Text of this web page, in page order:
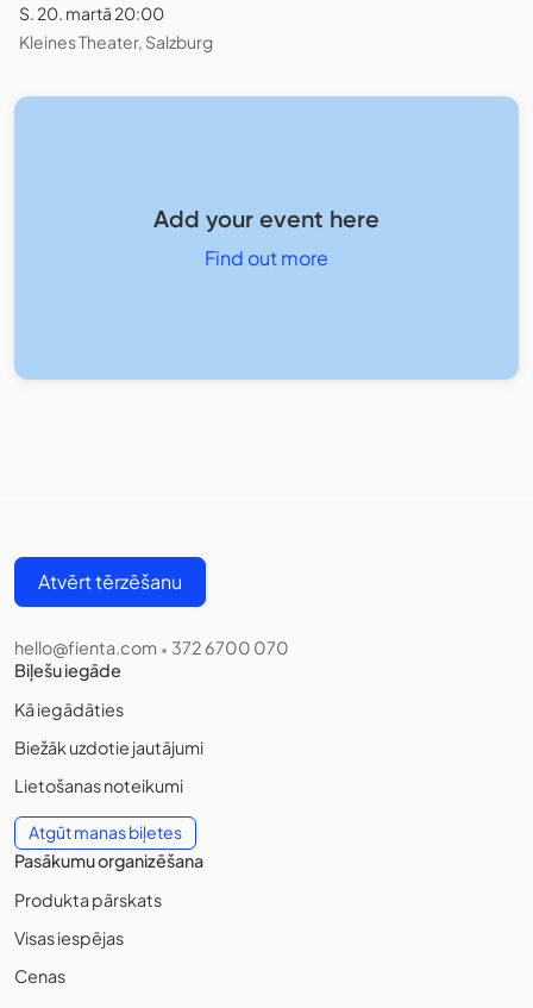
S. 20. martā 20:00
Kleines Theater, Salzburg
Add your event here
Find out more
Atvērt tērzēšanu
hello@fienta.com • 372 6700 070
Biļešu iegāde
Kā iegādāties
Biežāk uzdotie jautājumi
Lietošanas noteikumi
Atgūt manas biļetes
Pasākumu organizēšana
Produkta pārskats
Visas iespējas
Cenas